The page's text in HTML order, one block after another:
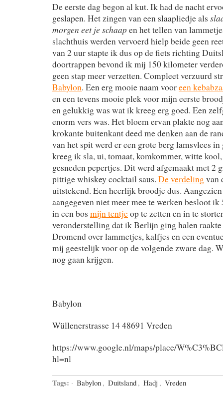
De eerste dag begon al kut. Ik had de nacht
geslapen. Het zingen van een slaapliedje als
morgen eet je schaapen het tellen van
slachthuis werden vervoerd hielp beide geen
van 2 uur stapte ik dus op de fiets richting
doortrappen bevond ik mij 150 kilometer
geen stap meer verzetten. Compleet verzuurd
Babylon. Een erg mooie naam vooreen
en een tevens mooie plek voor mijn eerste
en gelukkig was wat ik kreeg erg goed. Een
enorm vers was. Het bloem ervan plakte nog
krokante buitenkant deed me denken aan de
van het spit werd er een grote berg lamsvlees
kreeg ik sla, ui, tomaat, komkommer, witte
gesneden pepertjes. Dit werd afgemaakt met 2
pittige whiskey cocktail saus. De verdelingvan
uitstekend. Een heerlijk broodje dus.
aangegeven niet meer mee te werken besloot
in een bos mijn tentjeop te zetten en in te
veronderstelling dat ik Berlijn ging halen
Dromend over lammetjes, kalfjes en een
mij geestelijk voor op de volgende zware dag.
nog gaan krijgen.
Babylon
Wüllenerstrasse 14 48691 Vreden
https://www.google.nl/maps/place/
hl=nl
Tags: · Babylon , Duitsland , Hadj , Vreden